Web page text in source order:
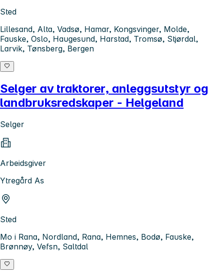
Sted
Lillesand, Alta, Vadsø, Hamar, Kongsvinger, Molde,
Fauske, Oslo, Haugesund, Harstad, Tromsø, Stjørdal,
Larvik, Tønsberg, Bergen
Selger av traktorer, anleggsutstyr og
landbruksredskaper - Helgeland
Selger
Arbeidsgiver
Ytregård As
Sted
Mo i Rana, Nordland, Rana, Hemnes, Bodø, Fauske,
Brønnøy, Vefsn, Saltdal